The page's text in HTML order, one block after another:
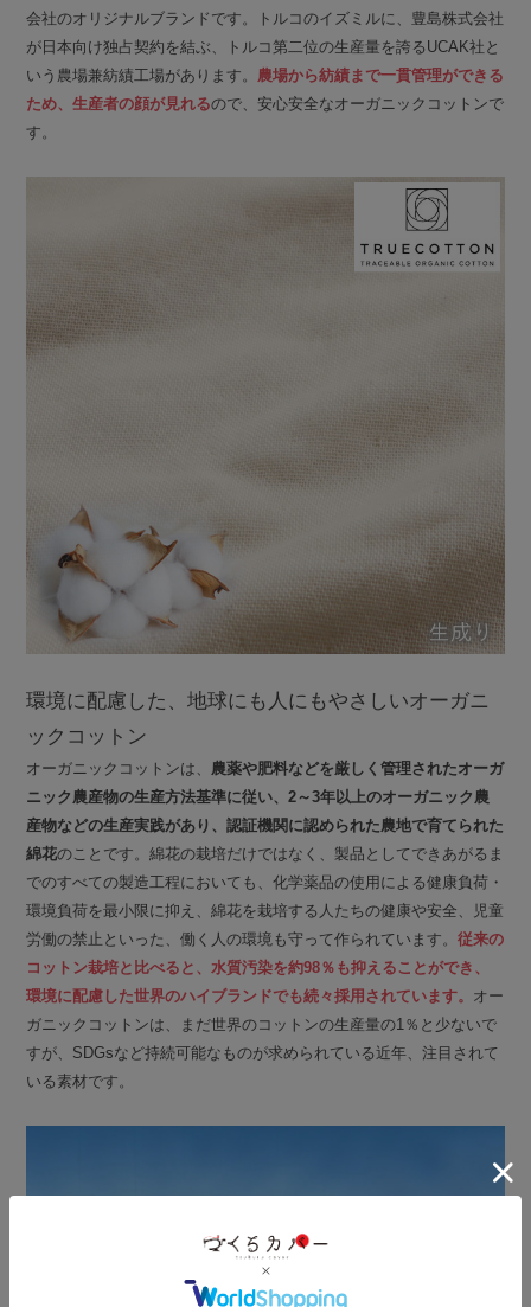
会社のオリジナルブランドです。トルコのイズミルに、豊島株式会社
が日本向け独占契約を結ぶ、トルコ第二位の生産量を誇るUCAK社と
いう農場兼紡績工場があります。 農場から紡績まで一貫管理ができる
ため、生産者の顔が見れるので、安心安全なオーガニックコットンで
す。
環境に配慮した、地球にも人にもやさしいオーガニ
ックコットン
オーガニックコットンは、 農薬や肥料などを厳しく管理されたオーガ
ニック農産物の生産方法基準に従い、2～3年以上のオーガニック農
産物などの生産実践があり、認証機関に認められた農地で育てられた
綿花のことです。綿花の栽培だけではなく、製品としてできあがるま
でのすべての製造工程においても、化学薬品の使用による健康負荷・
環境負荷を最小限に抑え、綿花を栽培する人たちの健康や安全、児童
労働の禁止といった、働く人の環境も守って作られています。従来の
コットン栽培と比べると、水質汚染を約98％も抑えることができ、
環境に配慮した世界のハイブランドでも続々採用されています。 オー
ガニックコットンは、まだ世界のコットンの生産量の1％と少ないで
すが、SDGsなど持続可能なものが求められている近年、注目されて
いる素材です。